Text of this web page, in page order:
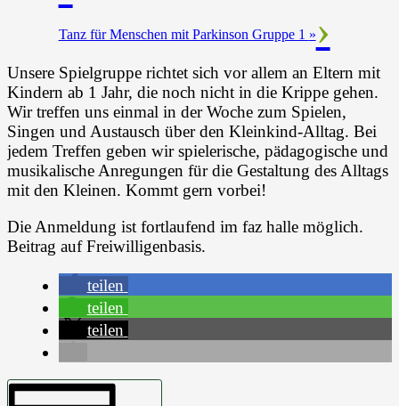
Tanz für Menschen mit Parkinson Gruppe 1 »
Unsere Spielgruppe richtet sich vor allem an Eltern mit
Kindern ab 1 Jahr, die noch nicht in die Krippe gehen.
Wir treffen uns einmal in der Woche zum Spielen,
Singen und Austausch über den Kleinkind-Alltag. Bei
jedem Treffen geben wir spielerische, pädagogische und
musikalische Anregungen für die Gestaltung des Alltags
mit den Kleinen. Kommt gern vorbei!
Die Anmeldung ist fortlaufend im faz halle möglich.
Beitrag auf Freiwilligenbasis.
teilen
teilen
teilen